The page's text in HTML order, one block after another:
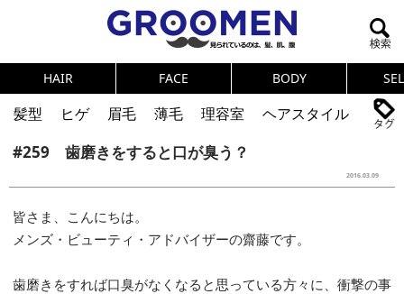
HAIR FACE BODY
髪型 ヒゲ 眉毛 薄毛 理容室
ヘアスタイル
ヘアカタログ
体臭 ニオイ
連載
メンズコスメ
NEWS PICK UP 筋肉
女の本音
テストステロン
海外セレブ 眉毛
メタボ
#259 歯磨きをすると口が臭う？
2016.03.09
皆さま、こんにちは。
メンズ・ビューティ・アドバイザーの齋藤です。
歯磨きをすれば口臭がなくなると思っている方々に、衝撃の事